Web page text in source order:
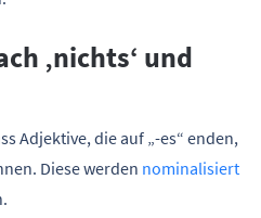
‚nichts‘ und
Adjektive, die auf „-es“ enden,
Diese werden nominalisiert